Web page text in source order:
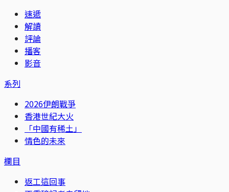
速遞
解讀
評論
播客
影音
系列
2026伊朗戰爭
香港世紀大火
「中國有稀土」
情色的未來
欄目
返工這回事